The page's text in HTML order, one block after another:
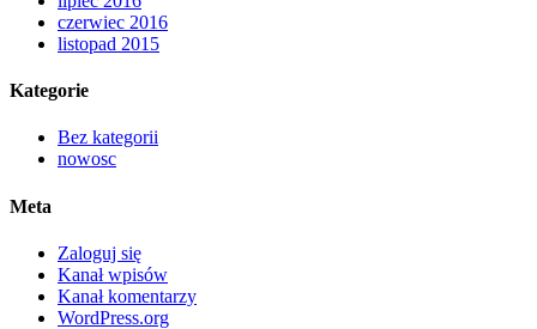
czerwiec 2016
listopad 2015
Kategorie
Bez kategorii
nowosc
Meta
Zaloguj się
Kanał wpisów
Kanał komentarzy
WordPress.org